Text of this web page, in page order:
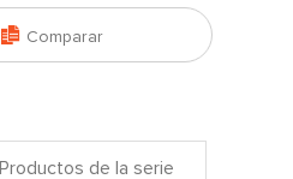
 Comparar
Productos de la serie